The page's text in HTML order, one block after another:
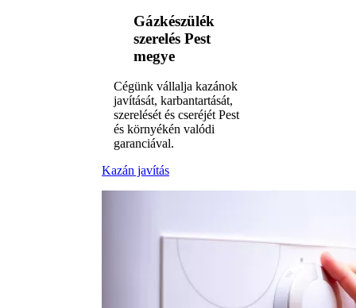
Gázkészülék
szerelés Pest
megye
Cégünk vállalja kazánok
javítását, karbantartását,
szerelését és cseréjét Pest
és környékén valódi
garanciával.
Kazán javítás